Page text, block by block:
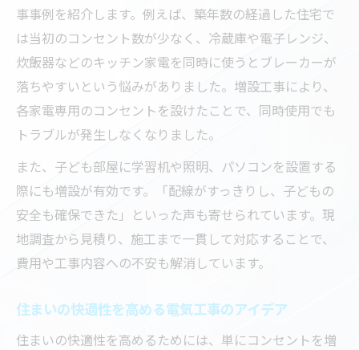
事事例を紹介します。例えば、築年数の経過した住宅で
は当初のコンセント数が少なく、冷蔵庫や電子レンジ、
炊飯器などのキッチン家電を同時に使うとブレーカーが
落ちやすいという悩みがありました。増設工事により、
各家電専用のコンセントを設けたことで、同時使用でも
トラブルが発生しなくなりました。
また、子ども部屋に学習机や照明、パソコンを設置する
際にも増設が有効です。「配線がすっきりし、子どもの
安全も確保できた」といった声も寄せられています。現
地調査から見積り、施工まで一貫して対応することで、
費用や工事内容への不安も解消しています。
住まいの快適性を高める電気工事のアイデア
住まいの快適性を高めるためには、単にコンセントを増